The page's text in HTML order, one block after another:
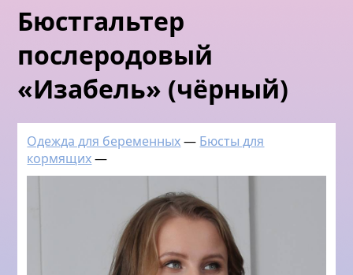
Бюстгальтер
послеродовый
«Изабель» (чёрный)
Одежда для беременных— Бюсты для
кормящих—